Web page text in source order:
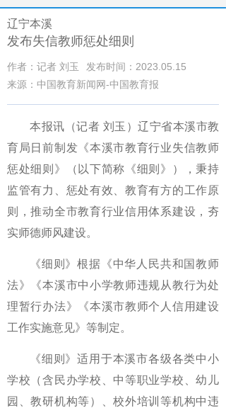
辽宁本溪
发布失信教师惩处细则
作者：记者 刘玉
发布时间：2023.05.15
来源：中国教育新闻网-中国教育报
本报讯（记者 刘玉）辽宁省本溪市教
育局日前制发《本溪市教育行业失信教师
惩处细则》（以下简称《细则》），秉持
监管有力、惩处有效、教育有方的工作原
则，推动全市教育行业信用体系建设，夯
实师德师风建设。
《细则》根据《中华人民共和国教师
法》《本溪市中小学教师违规从教行为处
理暂行办法》《本溪市教师个人信用建设
工作实施意见》等制定。
《细则》适用于本溪市各级各类中小
学校（含民办学校、中等职业学校、幼儿
园、教研机构等）、校外培训等机构中违